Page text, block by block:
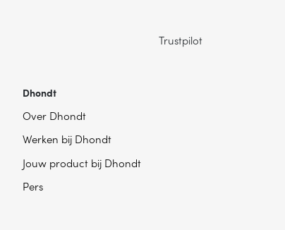
Trustpilot
Dhondt
Over Dhondt
Werken bij Dhondt
Jouw product bij Dhondt
Pers